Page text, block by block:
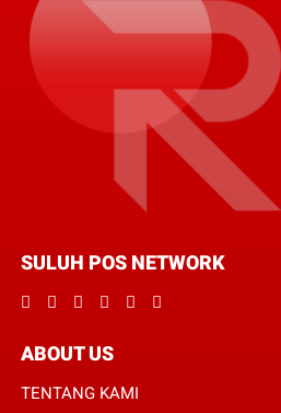
SULUH POS NETWORK
ABOUT US
TENTANG KAMI